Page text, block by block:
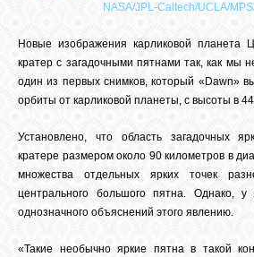
NASA/JPL-Caltech/UCLA/
Новые изображения карликовой планета
кратер с загадочными пятнами так, как мы
один из первых снимков, который «Dawn»
орбиты от карликовой планеты, с высоты в
Установлено, что область загадочных
кратере размером около 90 километров в
множества отдельных ярких точек
центрального большого пятна. Однако, у
однозначного объяснений этого явлению.
«Такие необычно яркие пятна в такой